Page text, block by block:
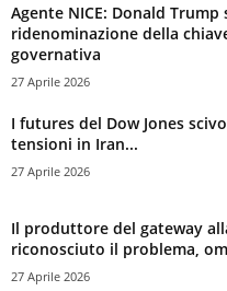
Agente NICE: Donald Trump
ridenominazione della
governativa
27 Aprile 2026
I futures del Dow Jones
tensioni in Iran...
27 Aprile 2026
Il produttore del gateway
riconosciuto il problema,
27 Aprile 2026